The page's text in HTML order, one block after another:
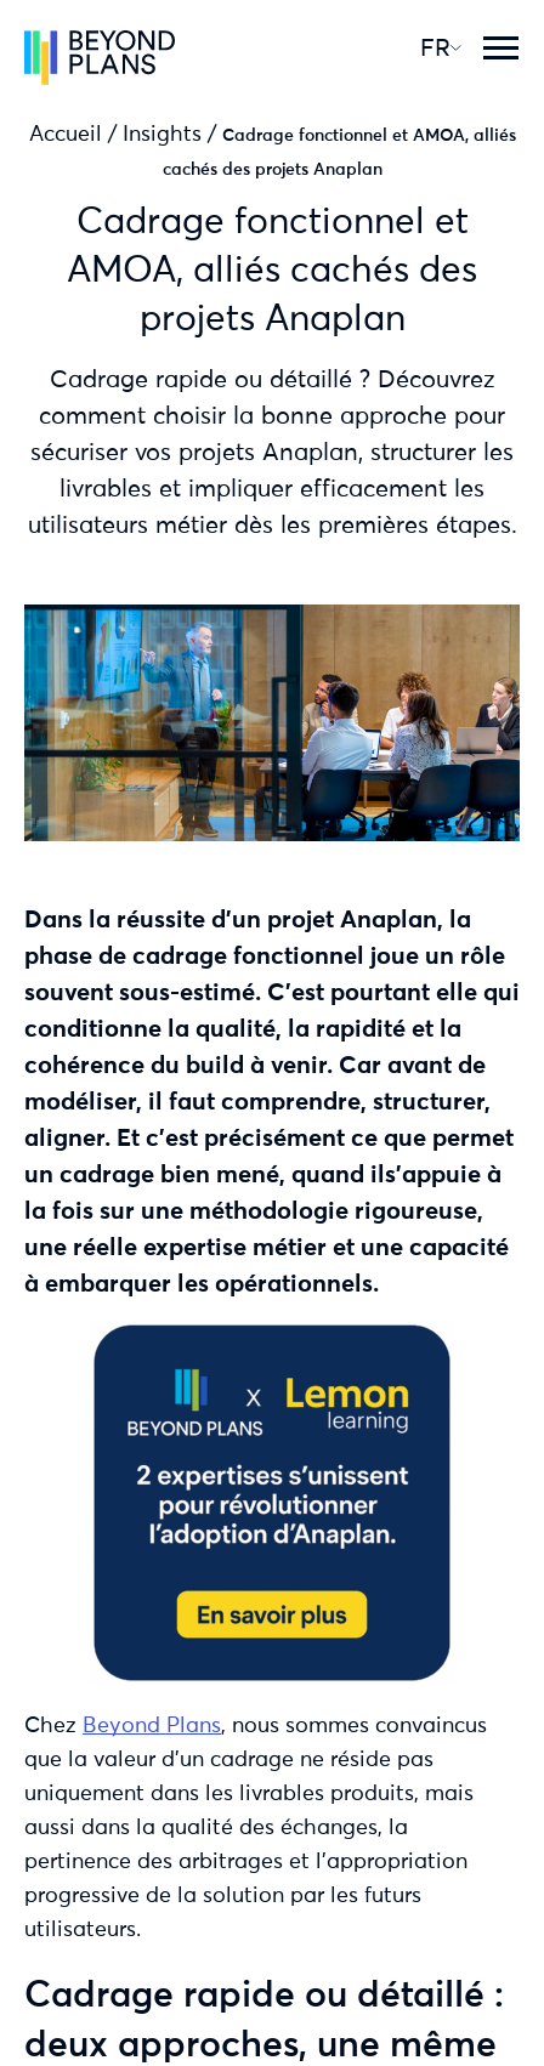
FR
Accueil / Insights/ Cadrage fonctionnel et AMOA, alliés
cachés des projets Anaplan
Cadrage fonctionnel et
AMOA, alliés cachés des
projets Anaplan
Cadrage rapide ou détaillé ? Découvrez
comment choisir la bonne approche pour
sécuriser vos projets Anaplan, structurer les
livrables et impliquer efficacement les
utilisateurs métier dès les premières étapes.
Dans la réussite d’un projet Anaplan, la
phase de cadrage fonctionnel joue un rôle
souvent sous-estimé. C’est pourtant elle qui
conditionne la qualité, la rapidité et la
cohérence du build à venir. Car avant de
modéliser, il faut comprendre, structurer,
aligner. Et c’est précisément ce que permet
un cadrage bien mené, quand il s’appuie à
la fois sur une méthodologie rigoureuse,
une réelle expertise métier et une capacité
à embarquer les opérationnels.
Chez Beyond Plans, nous sommes convaincus
que la valeur d’un cadrage ne réside pas
uniquement dans les livrables produits, mais
aussi dans la qualité des échanges, la
pertinence des arbitrages et l’appropriation
progressive de la solution par les futurs
utilisateurs.
Cadrage rapide ou détaillé :
deux approches, une même